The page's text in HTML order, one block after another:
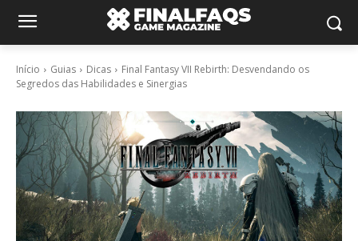
Início Guias Dicas
Final Fantasy VII Rebirth: Desvendando os
Segredos das Habilidades e Sinergias